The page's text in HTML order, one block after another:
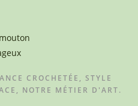
CROCHETÉE, STYLE
NOTRE MÉTIER D'ART.